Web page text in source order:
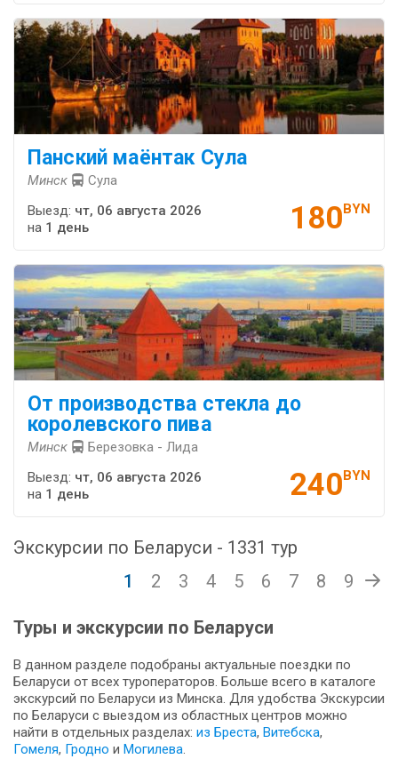
Панский маёнтак Сула
Минск Сула
180BYN
Выезд: чт, 06 августа 2026
на 1 день
От производства стекла до
королевского пива
Минск Березовка - Лида
240BYN
Выезд: чт, 06 августа 2026
на 1 день
Экскурсии по Беларуси - 1331 тур
1
2 3 4 5 6 7 8 9
Туры и экскурсии по Беларуси
В данном разделе подобраны актуальные поездки по
Беларуси от всех туроператоров. Больше всего в каталоге
экскурсий по Беларуси из Минска. Для удобства Экскурсии
по Беларуси с выездом из областных центров можно
найти в отдельных разделах: из Бреста, Витебска,
Гомеля, Гродно и Могилева.